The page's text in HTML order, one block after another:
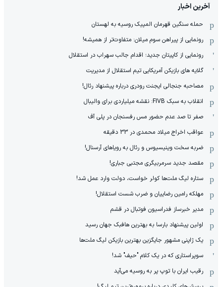
آخرین اخبار
حمله سنگین قهرمان المپیک روسیه به لهستان
رونمایی از پیراهن سوم میلان: متفاوت‌تر از همیشه!
رونمایی از کاپیتان جدید؛ اقدام جالب سهراب در استقلال
گلایه های بازیکن آمریکایی تیم استقلال از مدیریت
مصاحبه جنجالی ایجنت رودری درباره پیشنهاد رئال!
انقلاب به سبک FIVB: نقشه میلیاردی برای والیبال
صفر تا صد عدم حضور مس رفسنجان در پلی آف
عواقب اخراج میلاد محمدی در 33 دقیقه
ضربه سخت وینیسیوس و رئال به رویاهای آرسنال!
مقصد جدید سرمربیگری مجتبی جباری!
ستاره لیگ ملت‌ها کولر خواست، دولت وارد عمل شد!
مهلکه رامین رضاییان و ضرب شست استقلال!
مدیر خبرساز فدراسیون فوتبال در قشم
اولین پیشنهاد بارسا به بهترین هافبک جهان رسید
یک ژاپنی مشهور جایگزین بهترین بازیکن لیگ ملت‌ها
سوپراستاری که در یک کلام "حیف" شد!
رقیب ایران با توپ پر به روسیه می‌آید